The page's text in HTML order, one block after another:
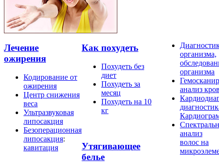
Лечение
ожирения
Кодирование от
ожирения
Центр снижения
веса
Ультразвуковая
липосакция
Безоперационная
липосакция:
кавитация
Как похудеть
Похудеть без
диет
Похудеть за
месяц
Похудеть на 10
кг
Утягивающее
белье
организма,
организма
анализ
анализ
волос на